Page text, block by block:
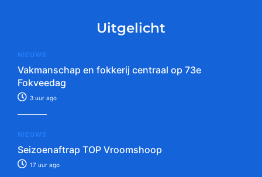
Uitgelicht
NIEUWS
Vakmanschap en fokkerij centraal op 73e
Fokveedag
3 uur ago
NIEUWS
Seizoenaftrap TOP Vroomshoop
17 uur ago